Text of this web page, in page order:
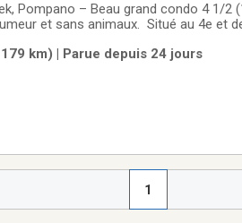
Pompano – Beau grand condo 4 1/2
et sans animaux. Situé au 4e et
km) | Parue depuis 24 jours
1